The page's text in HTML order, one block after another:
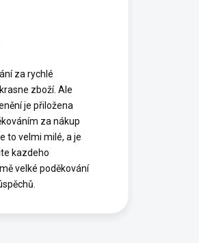
za rychlé
zboží. Ale
je přiložena
za nákup
to velmi milé, a je
kazdeho
velké poděkování